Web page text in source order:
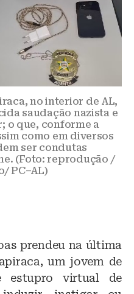
no interior de AL,
saudação nazista e
o que, conforme a
como em diversos
ser condutas
(Foto: reprodução /
PC–AL)
prendeu na última
um jovem de
estupro virtual de